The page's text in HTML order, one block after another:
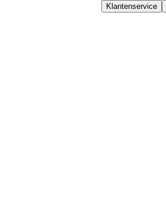
Klantenservice